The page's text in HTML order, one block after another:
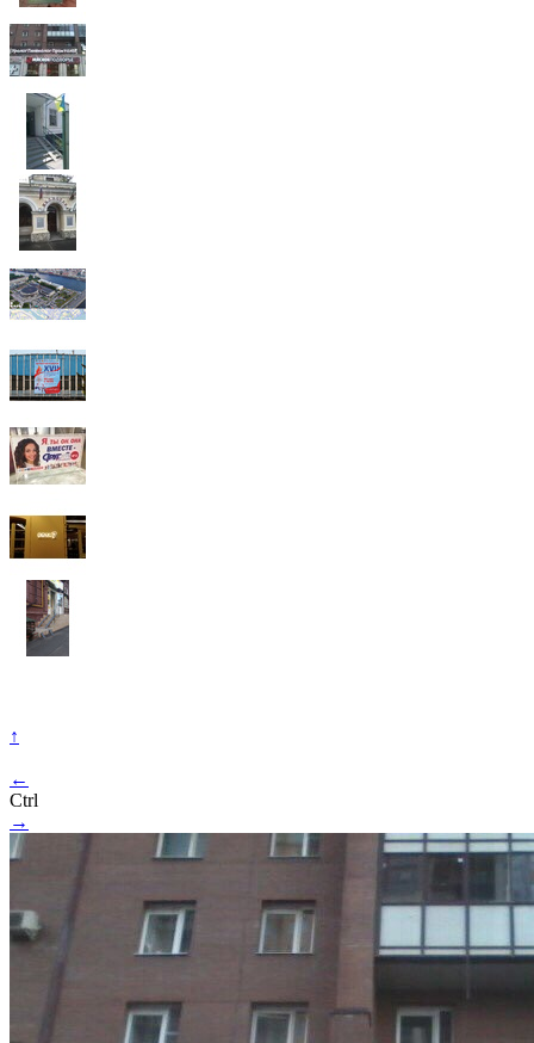
↑
←
Ctrl
→